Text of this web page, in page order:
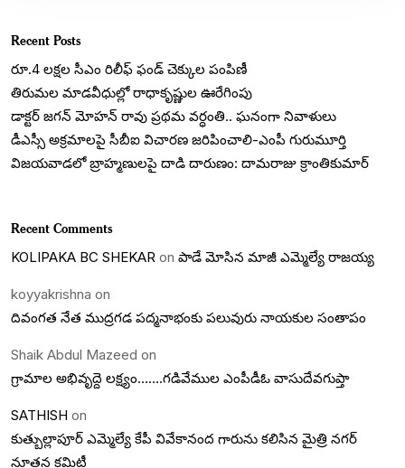
Recent Posts
రూ.4 లక్షల సీఎం రిలీఫ్ ఫండ్ చెక్కుల పంపిణీ
తిరుమల మాడవీధుల్లో రాధాకృష్ణుల ఊరేగింపు
డాక్టర్ జగన్ మోహన్ రావు ప్రథమ వర్ధంతి.. ఘనంగా నివాళులు
డీఎస్సీ అక్రమాలపై సీబీఐ విచారణ జరిపించాలి-ఎంపీ గురుమూర్తి
విజయవాడలో బ్రాహ్మణులపై దాడి దారుణం: దామరాజు క్రాంతికుమార్
Recent Comments
KOLIPAKA BC SHEKAR on పాడే మోసిన మాజీ ఎమ్మెల్యే రాజయ్య
koyyakrishna on
దివంగత నేత ముద్రగడ పద్మనాభంకు పలువురు నాయకుల సంతాపం
Shaik Abdul Mazeed on
గ్రామాల అభివృద్దె లక్ష్యం…….గడివేముల ఎంపీడీఓ వాసుదేవగుప్తా
SATHISH on
కుత్బుల్లాపూర్ ఎమ్మెల్యే కేపీ వివేకానంద గారును కలిసిన మైత్రి నగర్
నూతన కమిటీ